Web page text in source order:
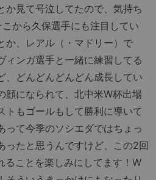
か見て号泣してたので、気持ち
から久保選手にも注目してい
か、レアル（・マドリー）で
ィンガ選手と一緒に練習してる
、どんどんどんどん成長してい
顔になられて、北中米W杯出場
トもゴールもして勝利に導いて
って今季のソシエダではちょっ
ったと思うんですけど、この2回
ることを楽しみにしてます！W